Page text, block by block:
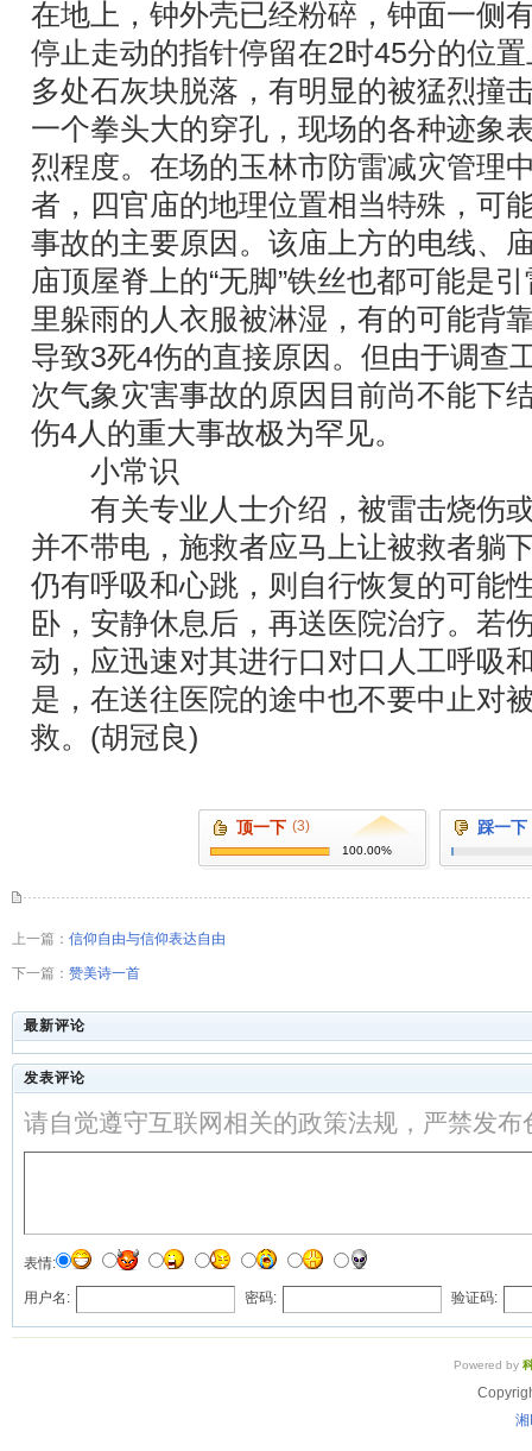
在地上，钟外壳已经粉碎，钟面一侧
停止走动的指针停留在2时45分的位
多处石灰块脱落，有明显的被猛烈撞
一个拳头大的穿孔，现场的各种迹象
烈程度。在场的玉林市防雷减灾管理
者，四官庙的地理位置相当特殊，可
事故的主要原因。该庙上方的电线、
庙顶屋脊上的“无脚”铁丝也都可能是
里躲雨的人衣服被淋湿，有的可能背
导致3死4伤的直接原因。但由于调查
次气象灾害事故的原因目前尚不能下
伤4人的重大事故极为罕见。
小常识
有关专业人士介绍，被雷击烧伤或
并不带电，施救者应马上让被救者躺
仍有呼吸和心跳，则自行恢复的可能
卧，安静休息后，再送医院治疗。若
动，应迅速对其进行口对口人工呼吸
是，在送往医院的途中也不要中止对
救。(胡冠良)
顶一下 (3)
100.00%
踩一下
上一篇： 信仰自由与信仰表达自由
下一篇： 赞美诗一首
最新评论
发表评论
请自觉遵守互联网相关的政策法规，严禁发
表情:
用户名: 密码: 验证码:
Powered by